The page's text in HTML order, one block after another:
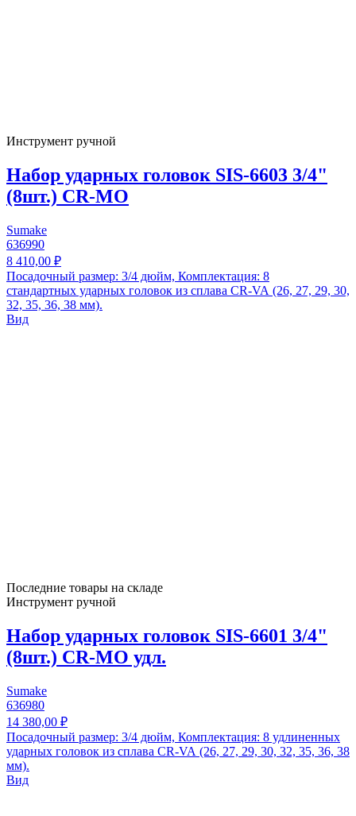
Инструмент ручной
Набор ударных головок SIS-6603 3/4"
(8шт.) CR-MO
Sumake
636990
8 410,00 ₽
Посадочный размер: 3/4 дюйм, Комплектация: 8
стандартных ударных головок из сплава CR-VA (26, 27, 29, 30,
32, 35, 36, 38 мм).
Вид
Последние товары на складе
Инструмент ручной
Набор ударных головок SIS-6601 3/4"
(8шт.) CR-MO удл.
Sumake
636980
14 380,00 ₽
Посадочный размер: 3/4 дюйм, Комплектация: 8 удлиненных
ударных головок из сплава CR-VA (26, 27, 29, 30, 32, 35, 36, 38
мм).
Вид